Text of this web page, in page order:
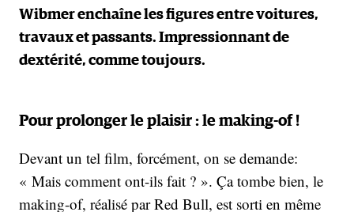
Wibmer enchaîne les figures entre voitures,
travaux et passants. Impressionnant de
dextérité, comme toujours.
Pour prolonger le plaisir : le making-of !
Devant un tel film, forcément, on se demande:
« Mais comment ont-ils fait ? ». Ça tombe bien, le
making-of, réalisé parRed Bull, est sorti en même